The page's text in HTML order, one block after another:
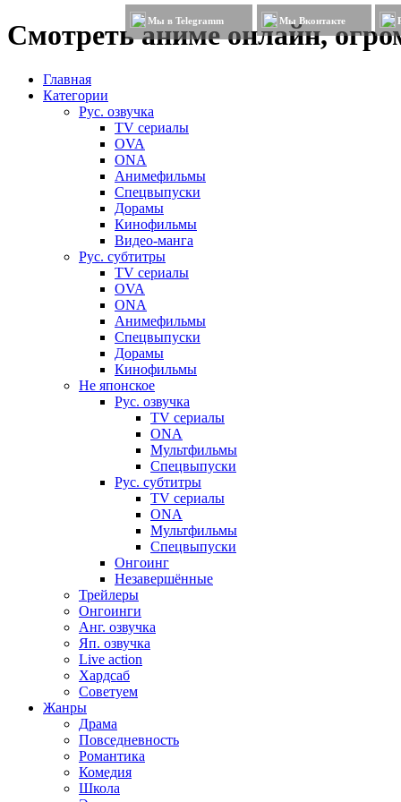
Смотреть аниме онлайн,
Мы в Telegramm Мы Вконтакте
Главная
Категории
Рус. озвучка
TV сериалы
OVA
ONA
Анимефильмы
Спецвыпуски
Дорамы
Кинофильмы
Видео-манга
Рус. субтитры
TV сериалы
OVA
ONA
Анимефильмы
Спецвыпуски
Дорамы
Кинофильмы
Не японское
Рус. озвучка
TV сериалы
ONA
Мультфильмы
Спецвыпуски
Рус. субтитры
TV сериалы
ONA
Мультфильмы
Спецвыпуски
Онгоинг
Незавершённые
Трейлеры
Онгоинги
Анг. озвучка
Яп. озвучка
Live action
Хардсаб
Советуем
Жанры
Драма
Повседневность
Романтика
Комедия
Школа